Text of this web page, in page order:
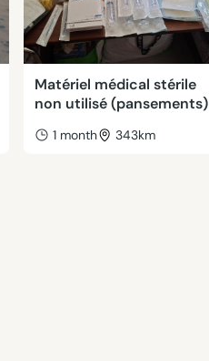
Matériel médical stérile
non utilisé (pansements)
1 month 343km